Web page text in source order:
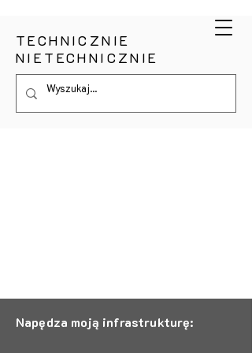
TECHNICZNIE
NIETECHNICZNIE
Napędza moją infrastrukturę: